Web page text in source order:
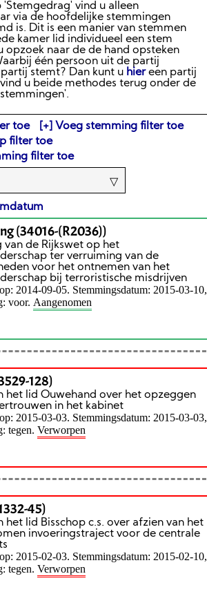
'Stemgedrag' vind u alleen
via de hoofdelijke stemmingen
is. Dit is een manier van stemmen
kamer lid individueel een stem
opzoek naar de de hand opsteken
één persoon uit de partij
stemt? Dan kunt u hiereen partij
u beide methodes terug onder de
toe
Voeg stemming filter toe
filter toe
filter toe
(34016-(R2036))
van de Rijkswet op het
ter verruiming van de
voor het ontnemen van het
bij terroristische misdrijven
2014-09-05. Stemmingsdatum: 2015-03-10,
voor. Aangenomen
128)
het lid Ouwehand over het opzeggen
in het kabinet
2015-03-03. Stemmingsdatum: 2015-03-03,
tegen. Verworpen
45)
het lid Bisschop c.s. over afzien van het
invoeringstraject voor de centrale
2015-02-03. Stemmingsdatum: 2015-02-10,
tegen. Verworpen